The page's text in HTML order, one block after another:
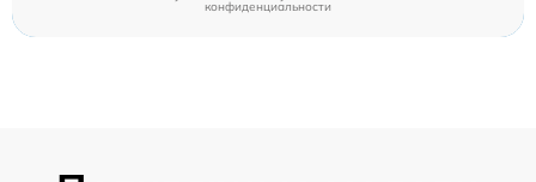
конфиденциальности